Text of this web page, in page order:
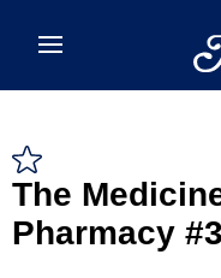
The
Pharmacy